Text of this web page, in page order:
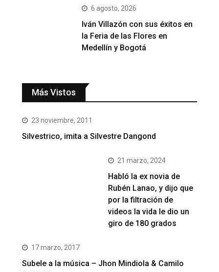
6 agosto, 2026
Iván Villazón con sus éxitos en
la Feria de las Flores en
Medellín y Bogotá
Más Vistos
23 noviembre, 2011
Silvestrico, imita a Silvestre Dangond
21 marzo, 2024
Habló la ex novia de
Rubén Lanao, y dijo que
por la filtración de
videos la vida le dio un
giro de 180 grados
17 marzo, 2017
Subele a la música – Jhon Mindiola & Camilo